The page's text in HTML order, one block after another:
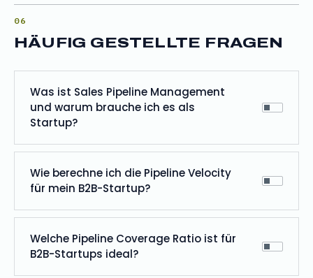
HÄUFIG GESTELLTE FRAGEN
Was ist Sales Pipeline Management
und warum brauche ich es als
Startup?
Wie berechne ich die Pipeline Velocity
für mein B2B-Startup?
Welche Pipeline Coverage Ratio ist für
B2B-Startups ideal?